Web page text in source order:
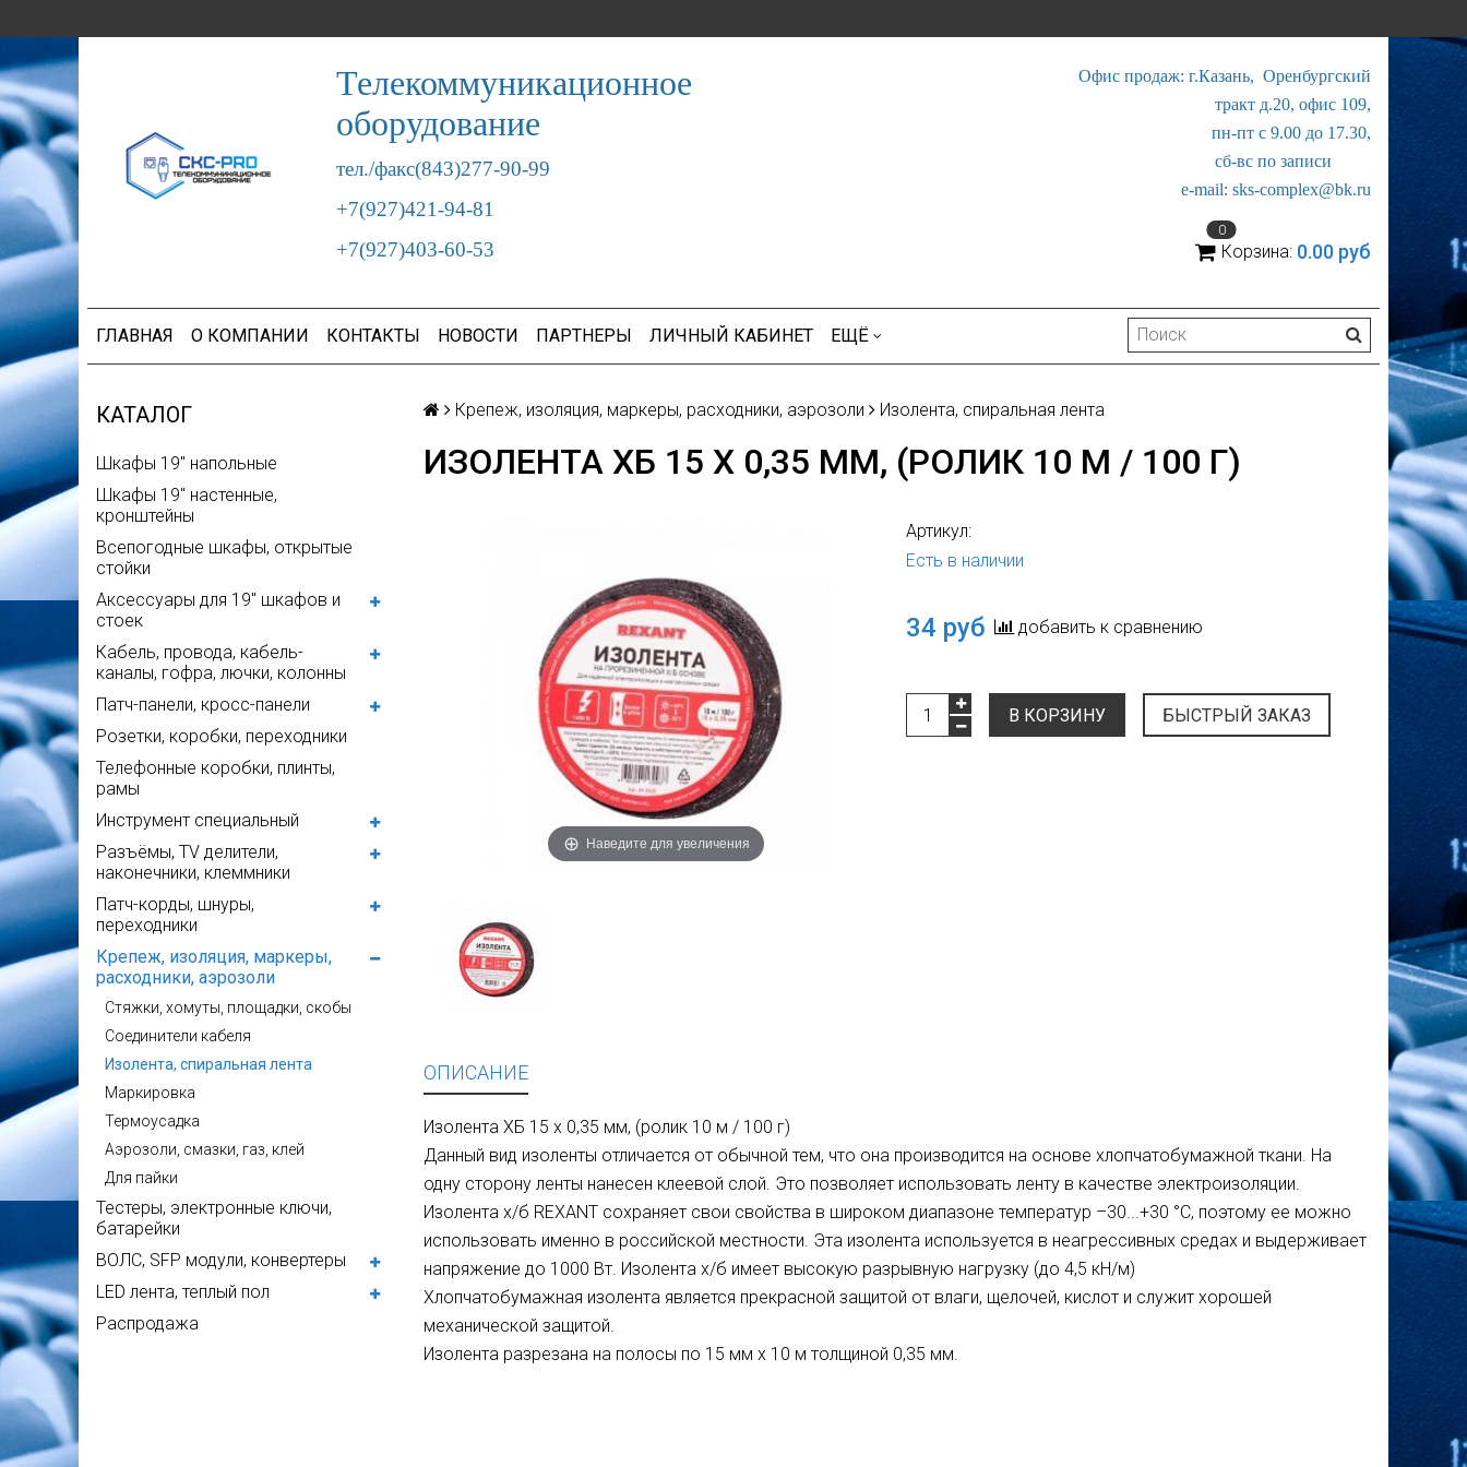
Телекоммуникационное
оборудование
тел./факс(843)277-90-99
+7(927)421-94-81
+7(927)403-60-53
Офис продаж: г.Казань, Оренбургский
тракт д.20, офис 109,
пн-пт с 9.00 до 17.30,
сб-вс по записи
e-mail: sks-complex@bk.ru
0
Корзина: 0.00 руб
ГЛАВНАЯ О КОМПАНИИ КОНТАКТЫ НОВОСТИ ПАРТНЕРЫ ЛИЧНЫЙ КАБИНЕТ ЕЩЁ
КАТАЛОГ
Шкафы 19" напольные
Шкафы 19" настенные,
кронштейны
Всепогодные шкафы, открытые
стойки
Аксессуары для 19" шкафов и
стоек
Кабель, провода, кабель-
каналы, гофра, лючки, колонны
Патч-панели, кросс-панели
Розетки, коробки, переходники
Телефонные коробки, плинты,
рамы
Инструмент специальный
Разъёмы, TV делители,
наконечники, клеммники
Патч-корды, шнуры,
переходники
Крепеж, изоляция, маркеры,
расходники, аэрозоли
Стяжки, хомуты, площадки, скобы
Соединители кабеля
Изолента, спиральная лента
Маркировка
Термоусадка
Аэрозоли, смазки, газ, клей
Для пайки
Тестеры, электронные ключи,
батарейки
ВОЛС, SFP модули, конвертеры
LED лента, теплый пол
Распродажа
Крепеж, изоляция, маркеры, расходники, аэрозоли Изолента, спиральная лента
ИЗОЛЕНТА ХБ 15 Х 0,35 ММ, (РОЛИК 10 М / 100 Г)
Наведите для увеличения
Артикул:
Есть в наличии
34 руб добавить к сравнению
В КОРЗИНУ БЫСТРЫЙ ЗАКАЗ
ОПИСАНИЕ
Изолента ХБ 15 х 0,35 мм, (ролик 10 м / 100 г)
Данный вид изоленты отличается от обычной тем, что она производится на основе хлопчатобумажной ткани. На
одну сторону ленты нанесен клеевой слой. Это позволяет использовать ленту в качестве электроизоляции.
Изолента х/б REXANT сохраняет свои свойства в широком диапазоне температур –30...+30 °С, поэтому ее можно
использовать именно в российской местности. Эта изолента используется в неагрессивных средах и выдерживает
напряжение до 1000 Вт. Изолента х/б имеет высокую разрывную нагрузку (до 4,5 кН/м)
Хлопчатобумажная изолента является прекрасной защитой от влаги, щелочей, кислот и служит хорошей
механической защитой.
Изолента разрезана на полосы по 15 мм х 10 м толщиной 0,35 мм.